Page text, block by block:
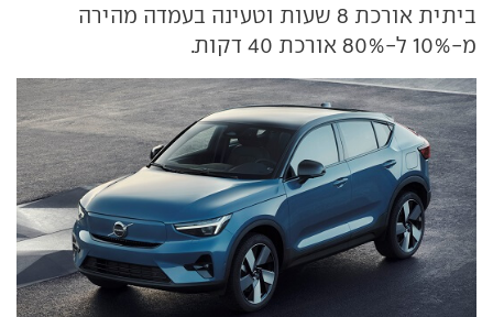
ביתית אורכת 8 שעות וטעינה בעמדה מהירה
מ-10% ל-80% אורכת 40 דקות.